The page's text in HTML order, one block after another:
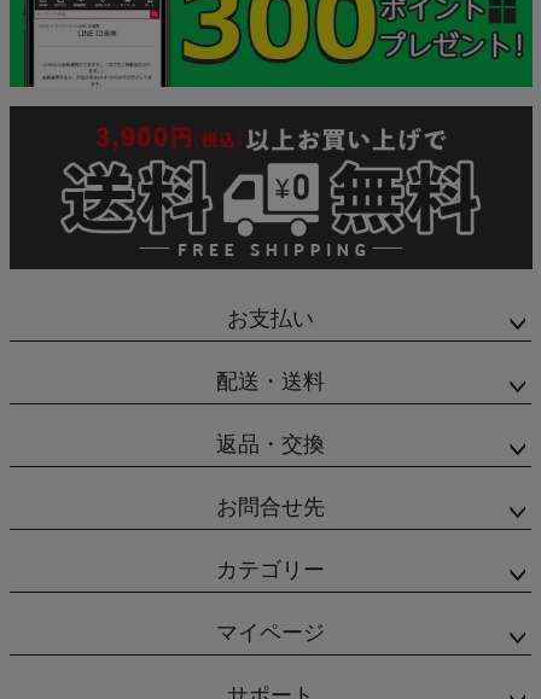
お支払い
配送・送料
返品・交換
お問合せ先
カテゴリー
マイページ